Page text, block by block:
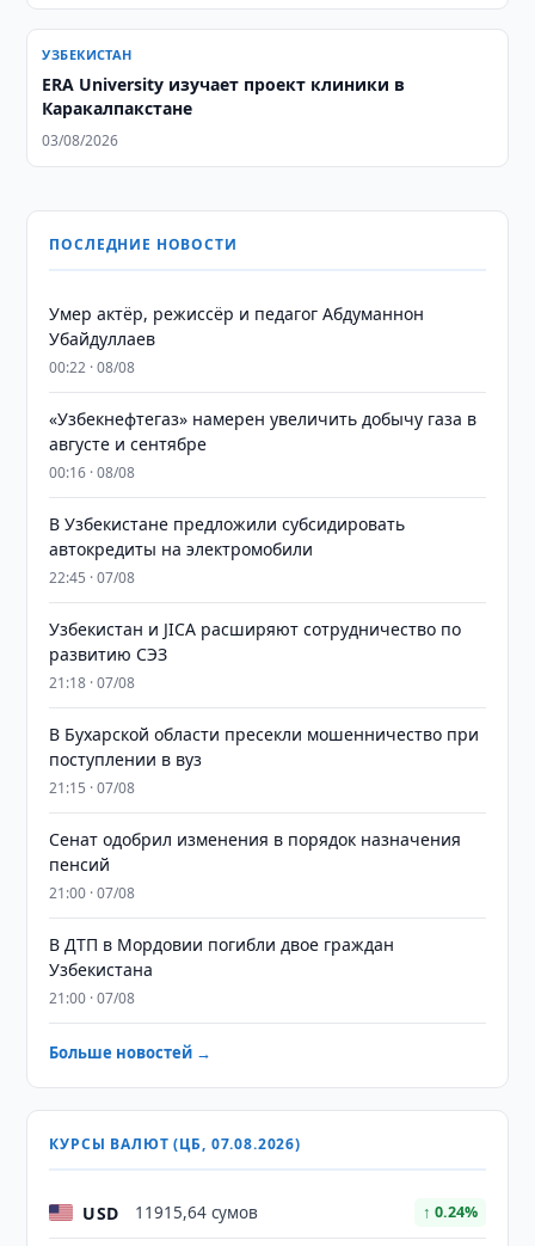
УЗБЕКИСТАН
ERA University изучает проект клиники в
Каракалпакстане
03/08/2026
ПОСЛЕДНИЕ НОВОСТИ
Умер актёр, режиссёр и педагог Абдуманнон
Убайдуллаев
00:22 · 08/08
«Узбекнефтегаз» намерен увеличить добычу газа в
августе и сентябре
00:16 · 08/08
В Узбекистане предложили субсидировать
автокредиты на электромобили
22:45 · 07/08
Узбекистан и JICA расширяют сотрудничество по
развитию СЭЗ
21:18 · 07/08
В Бухарской области пресекли мошенничество при
поступлении в вуз
21:15 · 07/08
Сенат одобрил изменения в порядок назначения
пенсий
21:00 · 07/08
В ДТП в Мордовии погибли двое граждан
Узбекистана
21:00 · 07/08
Больше новостей →
КУРСЫ ВАЛЮТ (ЦБ, 07.08.2026)
USD 11915,64 сумов ↑ 0.24%